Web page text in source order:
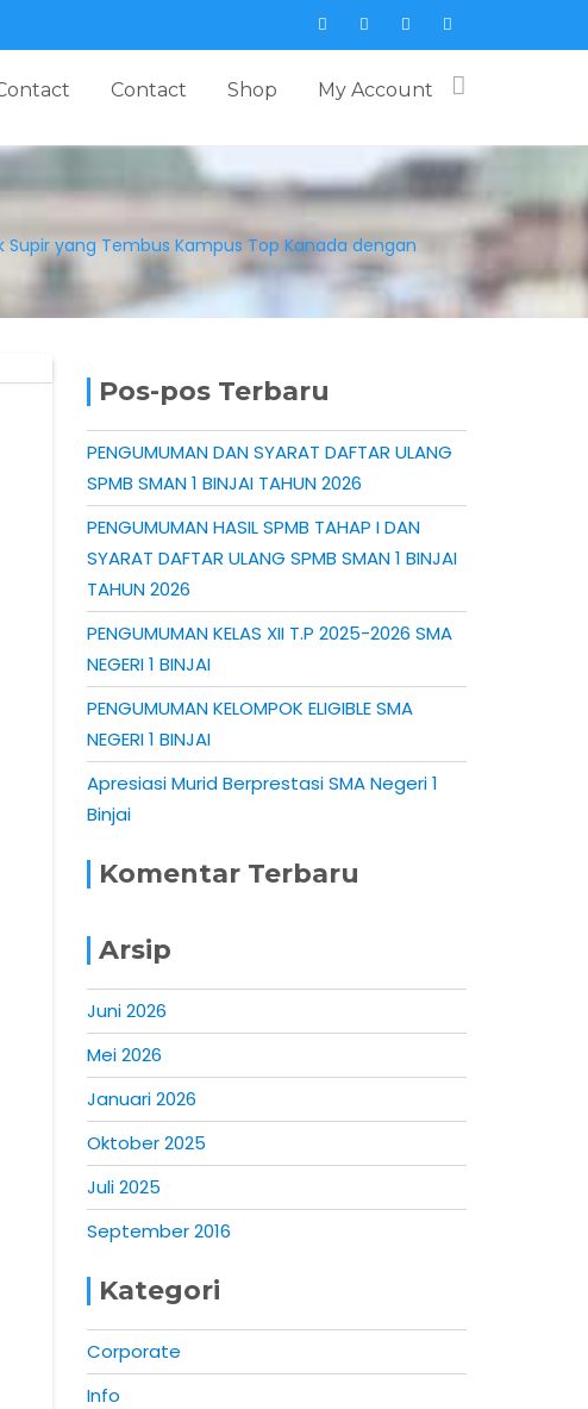
Contact Shop My Account
Supir yang Tembus Kampus Top Kanada dengan
Pos-pos Terbaru
PENGUMUMAN DAN SYARAT DAFTAR ULANG
SPMB SMAN 1 BINJAI TAHUN 2026
PENGUMUMAN HASIL SPMB TAHAP I DAN
SYARAT DAFTAR ULANG SPMB SMAN 1 BINJAI
TAHUN 2026
PENGUMUMAN KELAS XII T.P 2025-2026 SMA
NEGERI 1 BINJAI
PENGUMUMAN KELOMPOK ELIGIBLE SMA
NEGERI 1 BINJAI
Apresiasi Murid Berprestasi SMA Negeri 1
Binjai
Komentar Terbaru
Arsip
Juni 2026
Mei 2026
Januari 2026
Oktober 2025
Juli 2025
September 2016
Kategori
Corporate
Info